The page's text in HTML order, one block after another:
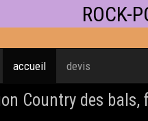
ROCK-
accueil devis
Country des bals,